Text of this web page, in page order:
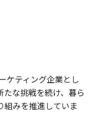
ケティング企業とし
な挑戦を続け、暮ら
組みを推進していま